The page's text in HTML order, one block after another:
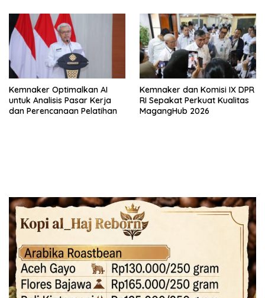
Kemnaker Optimalkan AI
untuk Analisis Pasar Kerja
dan Perencanaan Pelatihan
Kemnaker dan Komisi IX DPR
RI Sepakat Perkuat Kualitas
MagangHub 2026